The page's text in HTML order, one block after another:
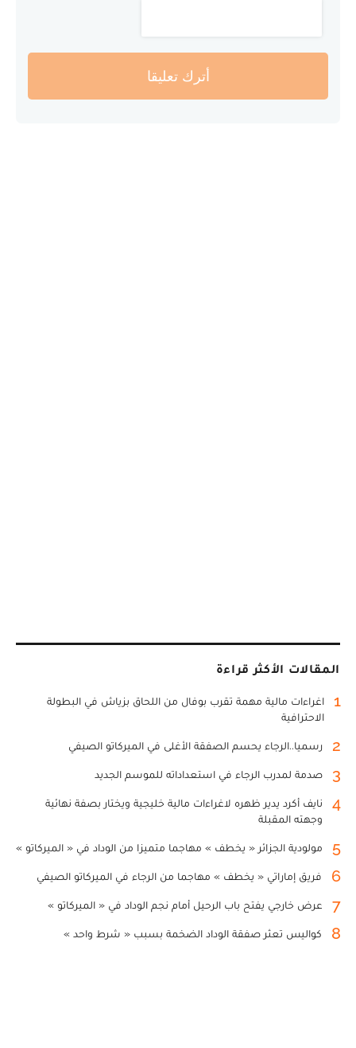
أترك تعليقا
المقالات الأكثر قراءة
1
اغراءات مالية مهمة تقرب بوفال من اللحاق بزياش في البطولة
الاحترافية
2 رسميا..الرجاء يحسم الصفقة الأغلى في الميركاتو الصيفي
3 صدمة لمدرب الرجاء في استعداداته للموسم الجديد
4
نايف أكرد يدير ظهره لاغراءات مالية خليجية ويختار بصفة نهائية
وجهته المقبلة
5 مولودية الجزائر « يخطف » مهاجما متميزا من الوداد في « الميركاتو »
6 فريق إماراتي « يخطف » مهاجما من الرجاء في الميركاتو الصيفي
7 عرض خارجي يفتح باب الرحيل أمام نجم الوداد في « الميركاتو »
8 كواليس تعثر صفقة الوداد الضخمة بسبب « شرط واحد »